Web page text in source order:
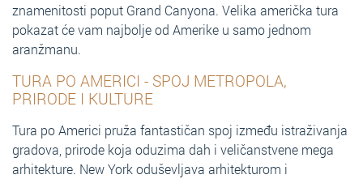
znamenitosti poput Grand Canyona. Velika američka tura
pokazat će vam najbolje od Amerike u samo jednom
aranžmanu.
TURA PO AMERICI - SPOJ METROPOLA,
PRIRODE I KULTURE
Tura po Americi pruža fantastičan spoj između istraživanja
gradova, prirode koja oduzima dah i veličanstvene mega
arhitekture. New York oduševljava arhitekturom i